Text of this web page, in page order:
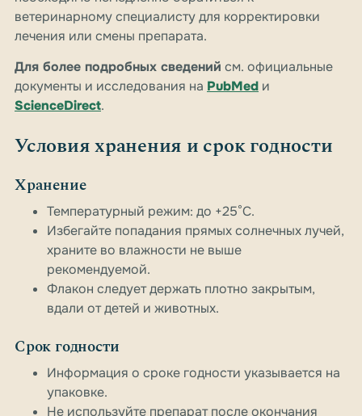
ветеринарному специалисту для корректировки
лечения или смены препарата.
Для более подробных сведений см. официальные
документы и исследования на PubMed и
ScienceDirect.
Условия хранения и срок годности
Хранение
Температурный режим: до +25°C.
Избегайте попадания прямых солнечных лучей,
храните во влажности не выше
рекомендуемой.
Флакон следует держать плотно закрытым,
вдали от детей и животных.
Срок годности
Информация о сроке годности указывается на
упаковке.
Не используйте препарат после окончания